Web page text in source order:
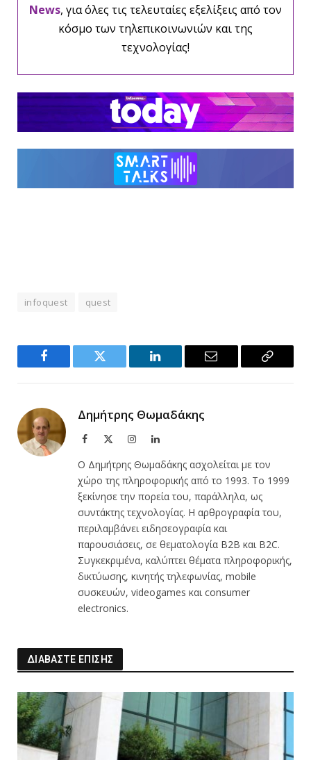
News, για όλες τις τελευταίες εξελίξεις από τον
κόσμο των τηλεπικοινωνιών και της
τεχνολογίας!
infoquest quest
Facebook Twitter LinkedIn Email
Copy
Δημήτρης Θωμαδάκης
Facebook InstagramLinkedIn
Ο Δημήτρης Θωμαδάκης ασχολείται με τον
χώρο της πληροφορικής από το 1993. Το 1999
ξεκίνησε την πορεία του, παράλληλα, ως
συντάκτης τεχνολογίας. Η αρθρογραφία του,
περιλαμβάνει ειδησεογραφία και
παρουσιάσεις, σε θεματολογία B2B και B2C.
Συγκεκριμένα, καλύπτει θέματα πληροφορικής,
δικτύωσης, κινητής τηλεφωνίας, mobile
συσκευών, videogames και consumer
electronics.
ΔΙΑΒΑΣΤΕ ΕΠΙΣΗΣ